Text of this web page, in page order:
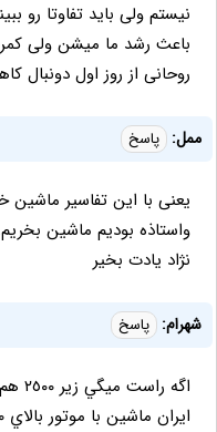
باعث رشد ما میشن ولی
روحانی از روز اول
ممل: پاسخ
یعنی با این تفاسیر
واستاذه بودیم ماشین
نژاد یادت بخیر
شهرام: پاسخ